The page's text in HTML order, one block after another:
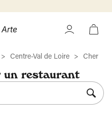
Centre-Val de Loire Cher
un restaurant